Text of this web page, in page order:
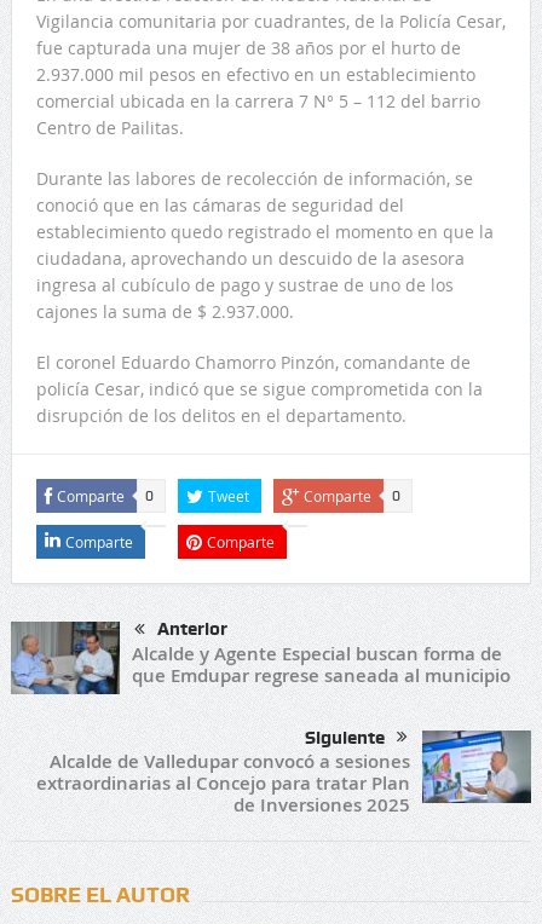
Vigilancia comunitaria por cuadrantes, de la Policía Cesar,
fue capturada una mujer de 38 años por el hurto de
2.937.000 mil pesos en efectivo en un establecimiento
comercial ubicada en la carrera 7 N° 5 – 112 del barrio
Centro de Pailitas.
Durante las labores de recolección de información, se
conoció que en las cámaras de seguridad del
establecimiento quedo registrado el momento en que la
ciudadana, aprovechando un descuido de la asesora
ingresa al cubículo de pago y sustrae de uno de los
cajones la suma de $ 2.937.000.
El coronel Eduardo Chamorro Pinzón, comandante de
policía Cesar, indicó que se sigue comprometida con la
disrupción de los delitos en el departamento.
Comparte 0 Tweet Comparte 0
Comparte Comparte
Anterior
Alcalde y Agente Especial buscan forma de
que Emdupar regrese saneada al municipio
Siguiente
Alcalde de Valledupar convocó a sesiones
extraordinarias al Concejo para tratar Plan
de Inversiones 2025
SOBRE EL AUTOR